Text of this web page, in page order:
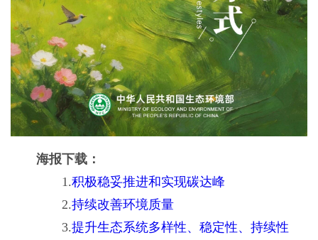
海报下载：
1.积极稳妥推进和实现碳达峰
2.持续改善环境质量
3.提升生态系统多样性、稳定性、持续性